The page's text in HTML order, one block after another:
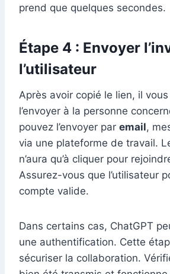
prend que quelques secondes.
Étape 4 : Envoyer
l’utilisateur
Après avoir copié le lien, il
l’envoyer à la personne
pouvez l’envoyer par email,
via une plateforme de travail.
n’aura qu’à cliquer pour
Assurez-vous que l’utilisateur
compte valide.
Dans certains cas, ChatGPT
une authentification. Cette
sécuriser la collaboration.